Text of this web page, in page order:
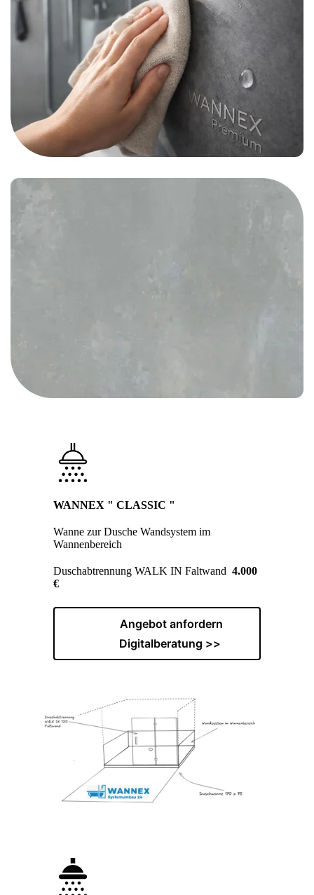
WANNEX " CLASSIC "
Wanne zur Dusche Wandsystem im
Wannenbereich
Duschabtrennung WALK IN Faltwand4.000
€
Angebot anfordern
Digitalberatung >>